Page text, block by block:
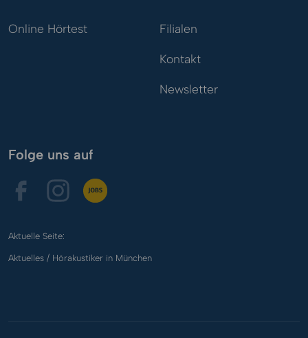
Online Hörtest Filialen
Kontakt
Newsletter
Folge uns auf
Aktuelle Seite:
Aktuelles / Hörakustiker in München